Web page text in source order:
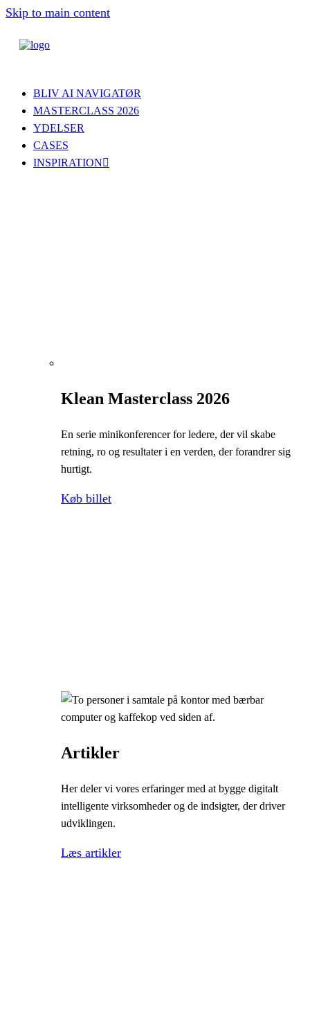
Skip to main content
BLIV AI NAVIGATØR
MASTERCLASS 2026
YDELSER
CASES
INSPIRATION
Klean Masterclass 2026
En serie minikonferencer for ledere, der vil skabe
retning, ro og resultater i en verden, der forandrer sig
hurtigt.
Køb billet
Artikler
Her deler vi vores erfaringer med at bygge digitalt
intelligente virksomheder og de indsigter, der driver
udviklingen.
Læs artikler